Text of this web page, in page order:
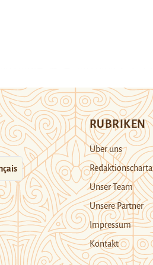
RUBRIKEN
Über uns
Redaktionscharta
Unser Team
Unsere Partner
Impressum
Kontakt